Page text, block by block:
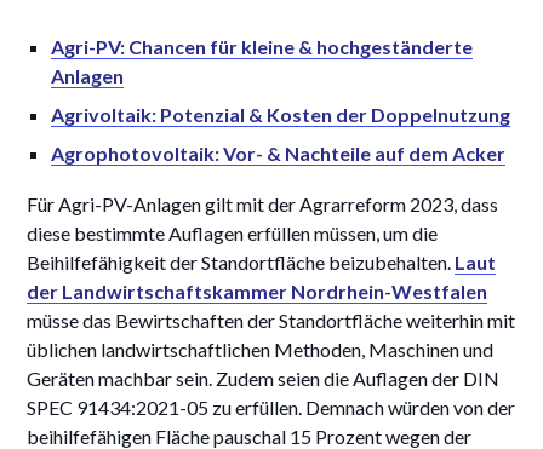
Agri-PV: Chancen für kleine & hochgeständerte
Anlagen
Agrivoltaik: Potenzial & Kosten der Doppelnutzung
Agrophotovoltaik: Vor- & Nachteile auf dem Acker
Für Agri-PV-Anlagen gilt mit der Agrarreform 2023, dass
diese bestimmte Auflagen erfüllen müssen, um die
Beihilfefähigkeit der Standortfläche beizubehalten. Laut
der Landwirtschaftskammer Nordrhein-Westfalen
müsse das Bewirtschaften der Standortfläche weiterhin mit
üblichen landwirtschaftlichen Methoden, Maschinen und
Geräten machbar sein. Zudem seien die Auflagen der DIN
SPEC 91434:2021-05 zu erfüllen. Demnach würden von der
beihilfefähigen Fläche pauschal 15 Prozent wegen der